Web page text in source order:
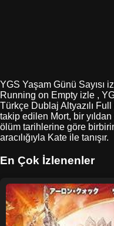
YGS Yaşam Günü Sayısı
Running on Empty izle ,
Türkçe Dublaj Altyazılı
takip edilen Mort, bir yıldan
ölüm tarihlerine göre
aracılığıyla Kate ile tanışır.
En Çok İzlenenler